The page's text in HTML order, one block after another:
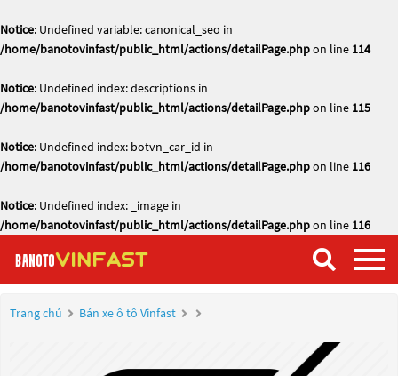
Notice: Undefined variable: canonical_seo in
/home/banotovinfast/public_html/actions/detailPage.phpon line 114
Notice: Undefined index: descriptions in
/home/banotovinfast/public_html/actions/detailPage.phpon line 115
Notice: Undefined index: botvn_car_id in
/home/banotovinfast/public_html/actions/detailPage.phpon line 116
Notice: Undefined index: _image in
/home/banotovinfast/public_html/actions/detailPage.phpon line 116
Trang chủ Bán xe ô tô Vinfast